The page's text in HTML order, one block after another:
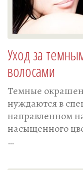
Уход за
волосами
Темные
нуждаются в
направленном
насыщенного
…